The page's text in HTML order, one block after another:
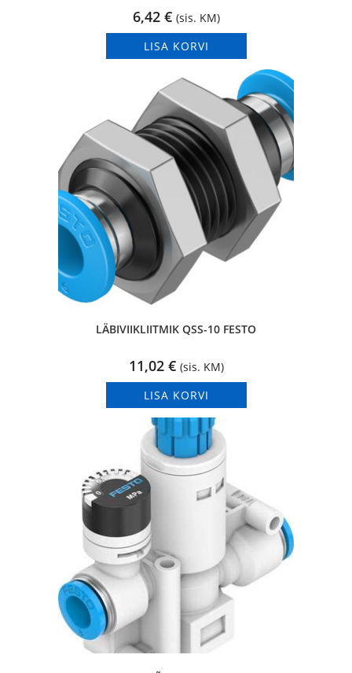
6,42 € (sis. KM)
LISA KORVI
LÄBIVIIKLIITMIK QSS-10 FESTO
11,02 € (sis. KM)
LISA KORVI